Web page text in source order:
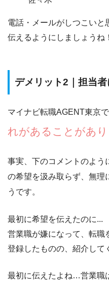
電話・メールがしつこいと
伝えるようにしましょうね！
デメリット2｜担当
マイナビ転職AGENT東京で
れがあることがあり
事実、下のコメントのよう
の希望を汲み取らず、無理
うです。
最初に希望を伝えたのに...
営業職が嫌になって、転職
登録したものの、 紹介して
最初に伝えたよね…営業職